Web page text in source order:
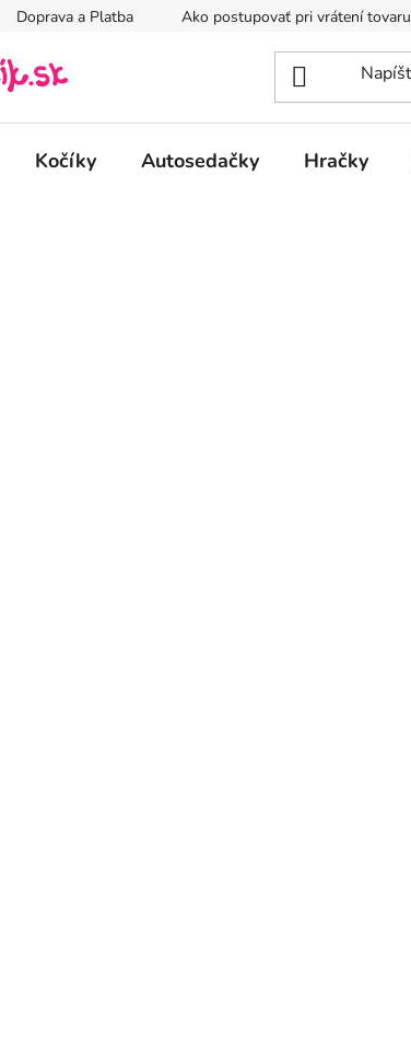
Doprava a Platba Ako postupovať pri vrátení tovaru
Kočíky Autosedačky Hračky